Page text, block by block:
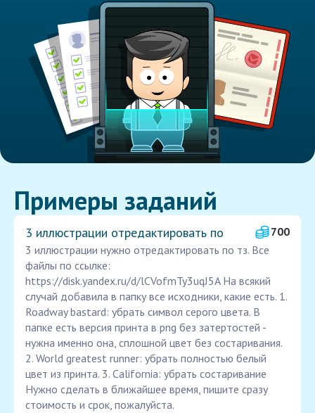
Примеры заданий
3 иллюстрации отредактировать по
700
3 иллюстрации нужно отредактировать по тз. Все
файлы по ссылке:
https://disk.yandex.ru/d/lCVofmTy3uqJ5A На всякий
случай добавила в папку все исходники, какие есть. 1.
Roadway bastard: убрать символ серого цвета. В
папке есть версия принта в png без затертостей -
нужна именно она, сплошной цвет без состаривания.
2. World greatest runner: убрать полностью белый
цвет из принта. 3. California: убрать состаривание
Нужно сделать в ближайшее время, пишите сразу
стоимость и срок, пожалуйста.